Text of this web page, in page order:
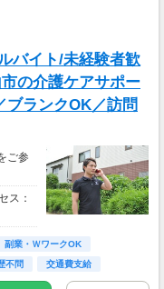
バイト/未経験者歓
の介護ケアサポー
ブランクOK／訪問
ご参
ス：
副業・ＷワークOK
不問 交通費支給